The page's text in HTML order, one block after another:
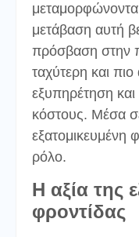
μετάβαση αυτή
πρόσβαση στην
ταχύτερη και
εξυπηρέτηση
κόστους. Μέσα
εξατομικευμένη
ρόλο.
Η αξία της
φροντίδας